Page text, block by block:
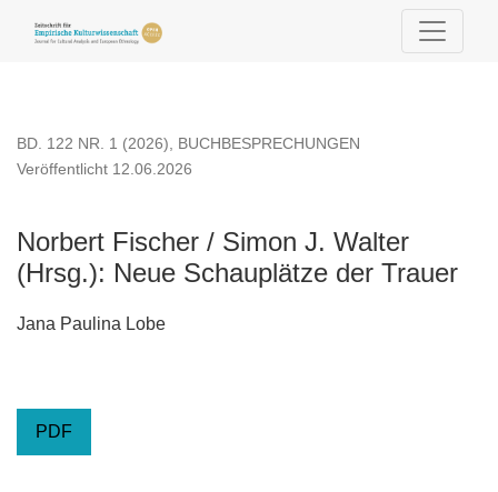
Norbert Fischer / Simon J. Walter (Hrsg.): Neue Schauplätze
BD. 122 NR. 1 (2026), BUCHBESPRECHUNGEN
Norbert Fischer / Simon J. Walter
(Hrsg.): Neue Schauplätze der Trauer
Veröffentlicht 12.06.2026
Jana Paulina Lobe
PDF